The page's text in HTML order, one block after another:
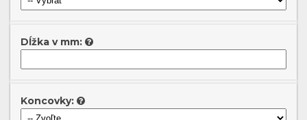
Dĺžka v mm:
Koncovky: